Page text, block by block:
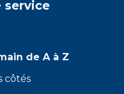
service
de A à Z
côtés